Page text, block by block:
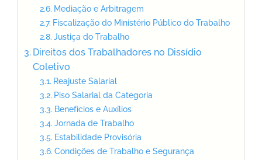
Mediação e Arbitragem
Fiscalização do Ministério Público do Trabalho
Justiça do Trabalho
Direitos dos Trabalhadores no Dissídio
Coletivo
Reajuste Salarial
Piso Salarial da Categoria
Benefícios e Auxílios
Jornada de Trabalho
Estabilidade Provisória
Condições de Trabalho e Segurança